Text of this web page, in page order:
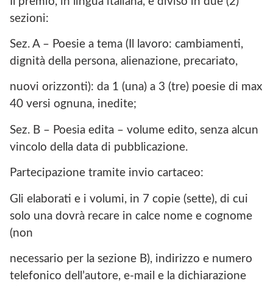
sezioni:
Sez. A – Poesie a tema (Il lavoro: cambiamenti,
dignità della persona, alienazione, precariato,
nuovi orizzonti): da 1 (una) a 3 (tre) poesie di max
40 versi ognuna, inedite;
Sez. B – Poesia edita – volume edito, senza alcun
vincolo della data di pubblicazione.
Partecipazione tramite invio cartaceo:
Gli elaborati e i volumi, in 7 copie (sette), di cui
solo una dovrà recare in calce nome e cognome
(non
necessario per la sezione B), indirizzo e numero
telefonico dell’autore, e-mail e la dichiarazione